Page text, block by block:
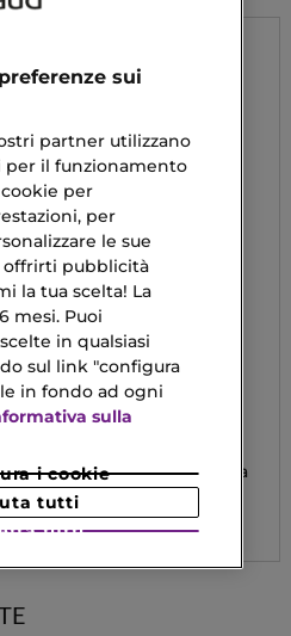
DIEGO DALLA PALMA
Matita Contorno Labbra
22,80 €
sui
partner utilizzano
per il funzionamento
per
per
le sue
offrirti pubblicità
la tua scelta! La
mesi. Puoi
in qualsiasi
sul link "configura
in fondo ad ogni
sulla
i cookie
tutti
tutti